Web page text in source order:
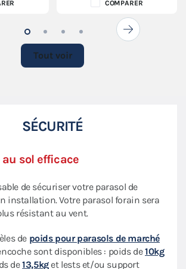
COMPARER
Tout voir
SÉCURITÉ
au sol efficace
de sécuriser votre parasol de
installation. Votre parasol forain sera
résistant au vent.
de poids pour parasols de marché
sont disponibles : poids de10kg
de13,5kget lests et/ou support